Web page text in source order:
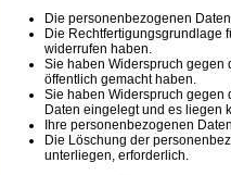
Die personenbezogenen
Die Rechtfertigungsgrundlage
widerrufen haben.
Sie haben Widerspruch gegen
öffentlich gemacht haben.
Sie haben Widerspruch gegen
Daten eingelegt und es liegen
Ihre personenbezogenen
Die Löschung der
unterliegen, erforderlich.